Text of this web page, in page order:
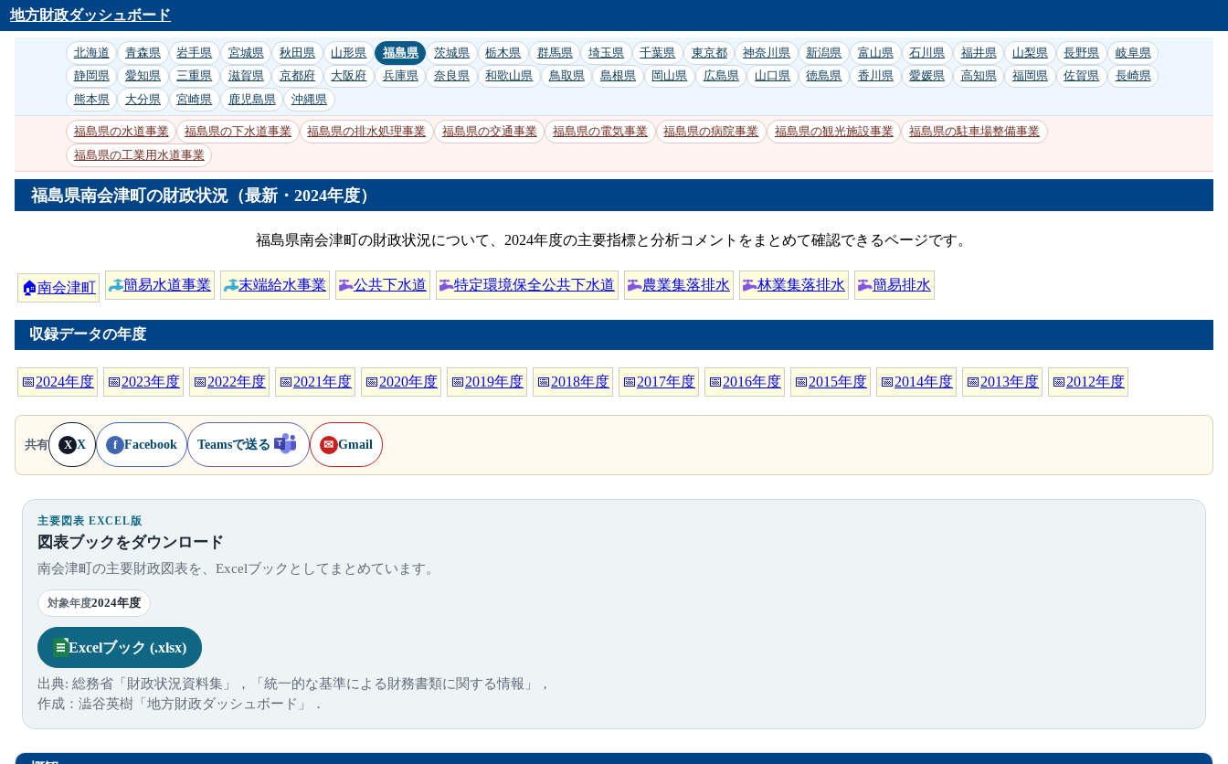
地方財政ダッシュボード
北海道 青森県 岩手県 宮城県 秋田県 山形県 福島県 茨城県 栃木県 群馬県 埼玉県 千葉県 東京都 神奈川県 新潟県 富山県 石川県 福井県 山梨県 長野県
岐阜県
静岡県
愛知県 三重県 滋賀県 京都府 大阪府 兵庫県 奈良県 和歌山県 鳥取県 島根県 岡山県 広島県 山口県 徳島県 香川県 愛媛県 高知県 福岡県 佐賀県
長崎県
熊本県
大分県 宮崎県 鹿児島県 沖縄県
福島県の水道事業 福島県の下水道事業 福島県の排水処理事業 福島県の交通事業 福島県の電気事業 福島県の病院事業 福島県の観光施設事業
福島県の駐車場整備事業
福島県の工業用水道事業
福島県南会津町の財政状況（最新・2024年度）
福島県南会津町の財政状況について、2024年度の主要指標と分析コメントをまとめて確認できるページです。
🏠南会津町 簡易水道事業 末端給水事業 公共下水道 特定環境保全公共下水道 農業集落排水 林業集落排水 簡易排水
収録データの年度
📅2024年度 📅2023年度 📅2022年度 📅2021年度 📅2020年度 📅2019年度 📅2018年度 📅2017年度 📅2016年度 📅2015年度 📅2014年度 📅2013年度 📅2012年度
共有 X X f Facebook Teamsで送る ✉ Gmail
主要図表 EXCEL版
図表ブックをダウンロード
南会津町の主要財政図表を、Excelブックとしてまとめています。
対象年度2024年度
Excelブック (.xlsx)
出典: 総務省「財政状況資料集」，「統一的な基準による財務書類に関する情報」，
作成：澁谷英樹「地方財政ダッシュボード」．